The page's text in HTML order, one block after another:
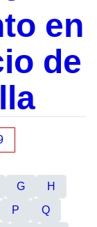
en
de
G
H
P
Q